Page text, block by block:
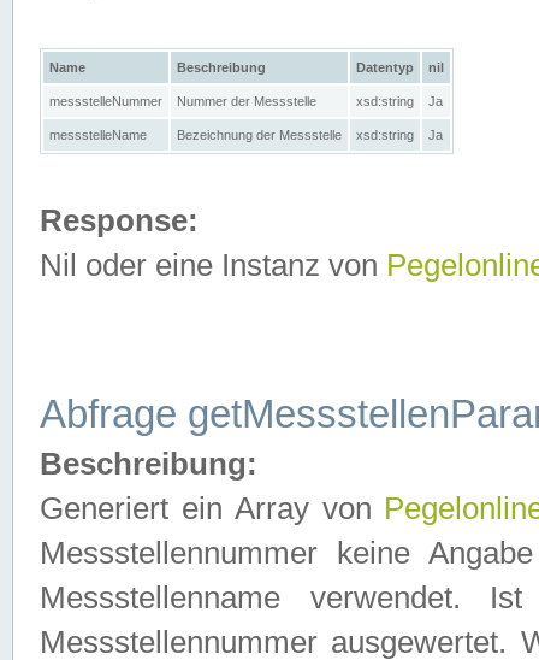
Name Beschreibung Datentyp nil
messstelleNummer Nummer der Messstelle xsd:string Ja
messstelleName Bezeichnung der Messstelle xsd:string Ja
Response:
Nil oder eine Instanz von
Abfrage
Beschreibung:
Generiert ein Array von
Messstellennummer keine
Messstellenname verwendet.
Messstellennummer ausgewertet.